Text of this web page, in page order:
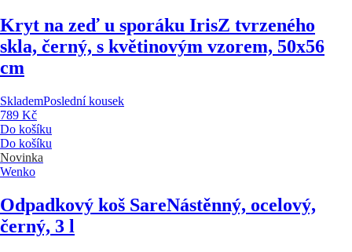
Kryt na zeď u sporáku IrisZ tvrzeného
skla, černý, s květinovým vzorem, 50x56
cm
SklademPoslední kousek
789 Kč
Do košíku
Do košíku
Novinka
Wenko
Odpadkový koš SareNástěnný, ocelový,
černý, 3 l